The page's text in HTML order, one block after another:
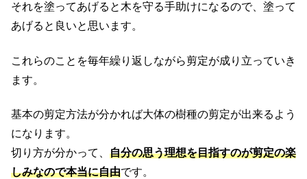
それを塗ってあげると木を守る手助けになるので、塗って
あげると良いと思います。
これらのことを毎年繰り返しながら剪定が成り立っていき
ます。
基本の剪定方法が分かれば大体の樹種の剪定が出来るよう
になります。
切り方が分かって、 自分の思う理想を目指すのが剪定の楽
しみなので本当に自由です。